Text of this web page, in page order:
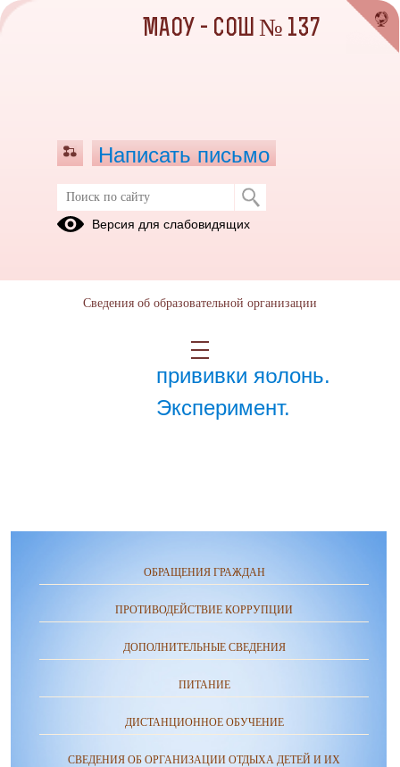
Май 2023
Различные способы
прививки яблонь.
Эксперимент.
ОБРАЩЕНИЯ ГРАЖДАН
ПРОТИВОДЕЙСТВИЕ КОРРУПЦИИ
ДОПОЛНИТЕЛЬНЫЕ СВЕДЕНИЯ
ПИТАНИЕ
ДИСТАНЦИОННОЕ ОБУЧЕНИЕ
СВЕДЕНИЯ ОБ ОРГАНИЗАЦИИ ОТДЫХА ДЕТЕЙ И ИХ
МАОУ - СОШ № 137
Написать письмо
Версия для слабовидящих
Сведения об образовательной организации